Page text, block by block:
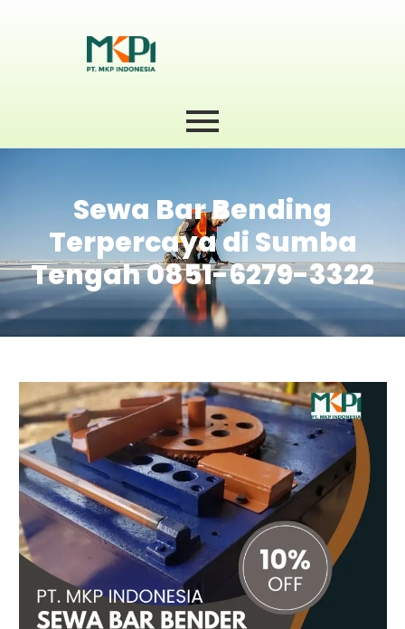
Sewa Bar Bending
Terpercaya di Sumba
Tengah 0851-6279-3322